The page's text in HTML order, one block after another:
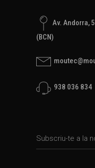
Av. Andorra,
(BCN)
938 036 834